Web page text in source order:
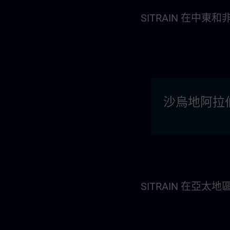
SITRAIN 在中東和
沙烏地阿拉
SITRAIN 在亞太地